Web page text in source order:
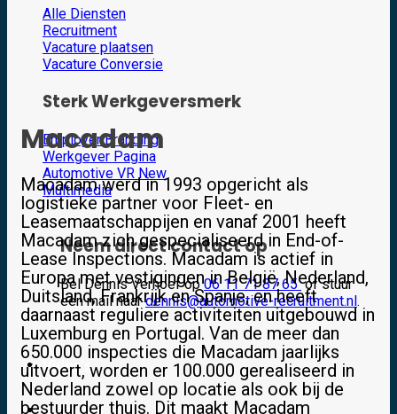
Alle Diensten
Recruitment
Vacature plaatsen
Vacature Conversie
Sterk Werkgeversmerk
Employer Branding
Werkgever Pagina
Automotive VR
Multimedia
Neem direct contact op
Bel Dennis Verhoef op06 11 71 87 65of stuur
een mail naardennis@automotive-recruitment.nl.
Video’s
Over ons
Macadam
Macadam werd in 1993 opgericht als
logistieke partner voor Fleet- en
Leasemaatschappijen en vanaf 2001 heeft
Macadam zich gespecialiseerd in End-of-
Lease Inspections. Macadam is actief in
Europa met vestigingen in België, Nederland,
Duitsland, Frankrijk en Spanje, en heeft
daarnaast reguliere activiteiten uitgebouwd in
Luxemburg en Portugal. Van de meer dan
650.000 inspecties die Macadam jaarlijks
uitvoert, worden er 100.000 gerealiseerd in
Nederland zowel op locatie als ook bij de
bestuurder thuis. Dit maakt Macadam